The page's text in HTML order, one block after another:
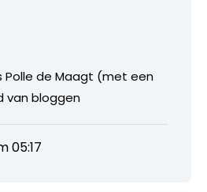
Polle de Maagt (met een
van bloggen
05:17